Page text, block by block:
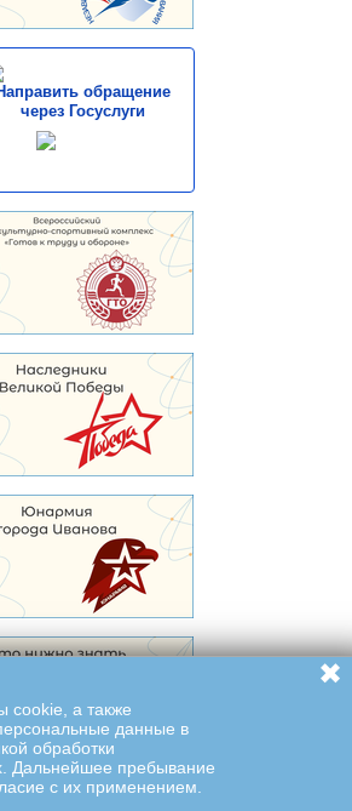
обращение
через Госуслуги
cookie, а также
данные в
обработки
Дальнейшее пребывание
с их применением.
✖